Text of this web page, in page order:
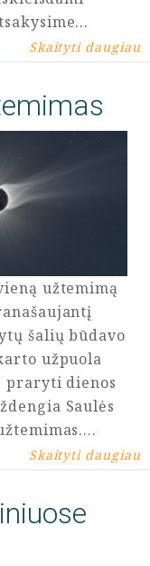
Skaityti daugiau
užtemimą
šalių būdavo
užpuola
praryti dienos
Saulės
Skaityti daugiau